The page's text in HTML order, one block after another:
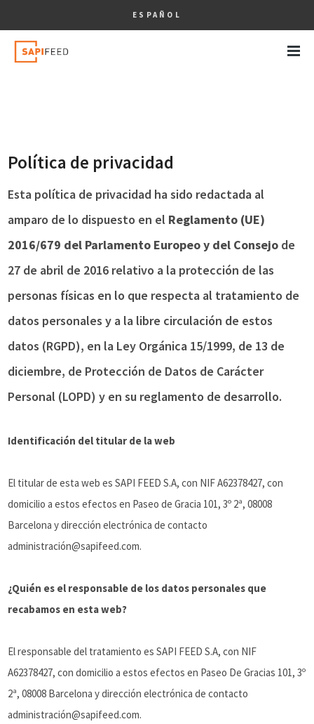
ESPAÑOL
Política de privacidad
Esta política de privacidad ha sido redactada al
amparo de lo dispuesto en el Reglamento (UE)
2016/679 del Parlamento Europeo y del Consejo de
27 de abril de 2016 relativo a la protección de las
personas físicas en lo que respecta al tratamiento de
datos personales y a la libre circulación de estos
datos (RGPD), en la Ley Orgánica 15/1999, de 13 de
diciembre, de Protección de Datos de Carácter
Personal (LOPD) y en su reglamento de desarrollo.
Identificación del titular de la web
El titular de esta web es SAPI FEED S.A, con NIF A62378427, con
domicilio a estos efectos en Paseo de Gracia 101, 3º 2ª, 08008
Barcelona y dirección electrónica de contacto
administración@sapifeed.com.
¿Quién es el responsable de los datos personales que
recabamos en esta web?
El responsable del tratamiento es SAPI FEED S.A, con NIF
A62378427, con domicilio a estos efectos en Paseo De Gracias 101, 3º
2ª, 08008 Barcelona y dirección electrónica de contacto
administración@sapifeed.com.